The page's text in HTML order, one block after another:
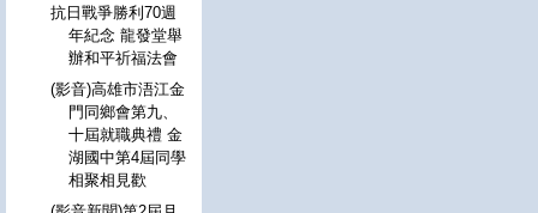
抗日戰爭勝利70週
年紀念 龍發堂舉
辦和平祈福法會
(影音)高雄市浯江金
門同鄉會第九、
十屆就職典禮 金
湖國中第4屆同學
相聚相見歡